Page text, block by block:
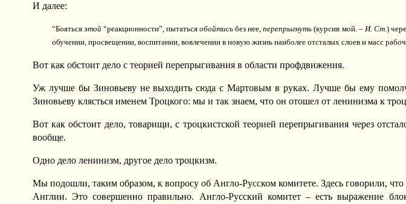
И далее:
“Бояться этой“реакционности”, пытатьсяобойтись без нее,перепрыгнуть (курсив мой. – И. Ст.)
обучении, просвещении, воспитании, вовлечении в новую жизнь наиболее отсталых слоев и масс
Вот как обстоит дело с теорией перепрыгивания в области профдвижения.
Уж лучше бы Зиновьеву не выходить сюда с Мартовым в руках. Лучше бы ему
Зиновьеву клясться именем Троцкого: мы и так знаем, что он отошел от ленинизма к
Вот как обстоит дело, товарищи, с троцкистской теорией перепрыгивания через
вообще.
Одно дело ленинизм, другое дело троцкизм.
Мы подошли, таким образом, к вопросу об Англо-Русском комитете. Здесь говорили,
Англии. Это совершенно правильно. Англо-Русский комитет – есть выражение